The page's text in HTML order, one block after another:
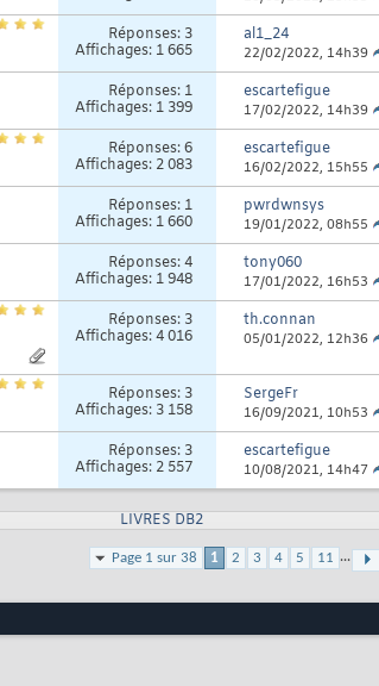
Réponses: 3
Affichages: 1 665
al1_24
22/02/2022, 14h39
Réponses: 1
Affichages: 1 399
escartefigue
17/02/2022, 14h39
Réponses:6
Affichages: 2 083
escartefigue
16/02/2022, 15h55
Réponses: 1
Affichages: 1 660
pwrdwnsys
19/01/2022, 08h55
Réponses:4
Affichages: 1 948
tony060
17/01/2022, 16h53
Réponses: 3
Affichages: 4 016
th.connan
05/01/2022, 12h36
Réponses: 3
Affichages: 3 158
SergeFr
16/09/2021, 10h53
Réponses: 3
Affichages: 2 557
escartefigue
10/08/2021, 14h47
LIVRES DB2
Page 1 sur 38 1 2 3 4 5 11 ...